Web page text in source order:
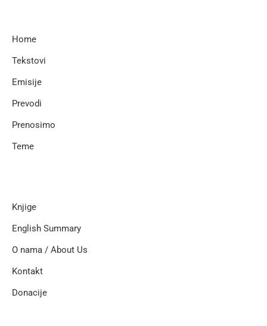
Home
Tekstovi
Emisije
Prevodi
Prenosimo
Teme
Knjige
English Summary
O nama / About Us
Kontakt
Donacije